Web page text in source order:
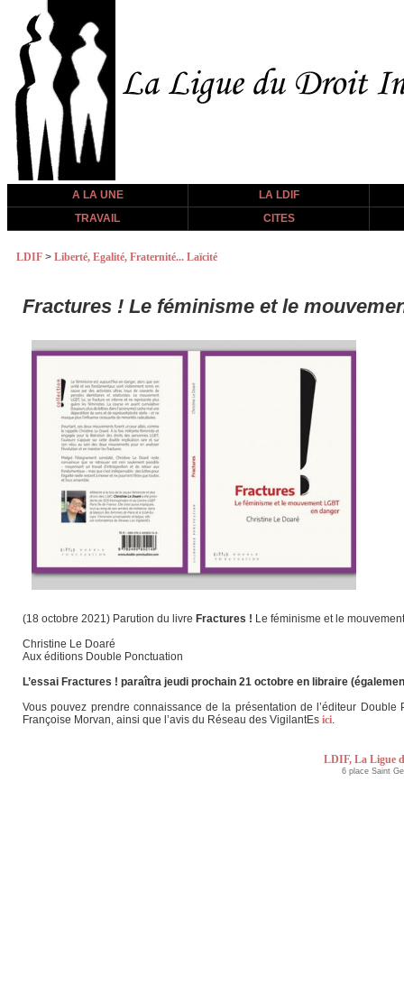
A LA UNE
LA LDIF
TRAVAIL
CITES
LDIF > Liberté, Egalité, Fraternité... Laïcité
Fractures ! Le féminisme et le
(18 octobre 2021) Parution du livre Fractures ! Le féminisme et le
Christine Le Doaré
Aux éditions Double Ponctuation
L’essai Fractures ! paraîtra jeudi prochain 21 octobre en libraire
Vous pouvez prendre connaissance de la présentation de l’éditeur
Françoise Morvan, ainsi que l’avis du Réseau des VigilantEs ici.
LDIF, La Ligue
6 place Saint